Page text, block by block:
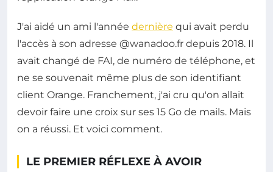
J'ai aidé un ami l'année dernière qui avait perdu
l'accès à son adresse @wanadoo.fr depuis 2018. Il
avait changé de FAI, de numéro de téléphone, et
ne se souvenait même plus de son identifiant
client Orange. Franchement, j'ai cru qu'on allait
devoir faire une croix sur ses 15 Go de mails. Mais
on a réussi. Et voici comment.
LE PREMIER RÉFLEXE À AVOIR